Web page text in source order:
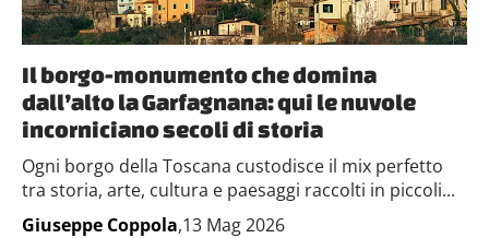
Il borgo-monumento che domina
dall’alto la Garfagnana: qui le nuvole
incorniciano secoli di storia
Ogni borgo della Toscana custodisce il mix perfetto
tra storia, arte, cultura e paesaggi raccolti in piccoli...
Giuseppe Coppola,13 Mag 2026